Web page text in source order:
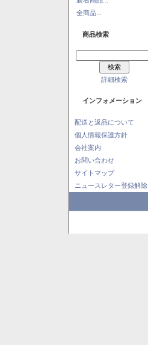
全商品...
商品検索
詳細検索
インフォメーション
配送と返品について
個人情報保護方針
会社案内
お問い合わせ
サイトマップ
ニュースレター登録解除